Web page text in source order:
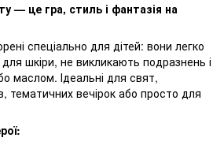
— це гра, стиль і фантазія на
спеціально для дітей: вони легко
шкіри, не викликають подразнень і
маслом. Ідеальні для свят,
тематичних вечірок або просто для